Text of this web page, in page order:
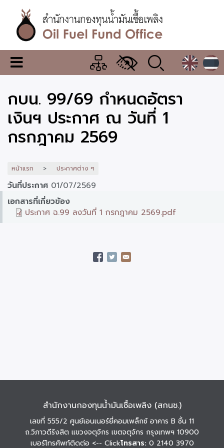
เนื้อหา
หลักสำนักงาน
กองทุน
น้ำมัน
เชื้อ
เพลิง
เมนู
เปลี่ยน
แสดง
ผล
กบน. 99/69 กำหนดอัตรา
เงินฯ ประกาศ ณ วันที่ 1
กรกฎาคม 2569
หน้าแรก ประกาศต่าง ๆ
วันที่ประกาศ 01/07/2569
เอกสารที่เกี่ยวข้อง
ประกาศ ฉ.99 ลงวันที่ 1 กรกฎาคม 2569.pdf
สำนักงานกองทุนน้ำมันเชื้อเพลิง (สกนช.)
เลขที่ 555/2 ศูนย์เอนเนอร์ยี่คอมเพล็กซ์ อาคาร B ชั้น 11
ถ.วิภาวดีรังสิต แขวงจตุจักร เขตจตุจักร กรุงเทพฯ 10900
เบอร์โทรศัพท์ติดต่อ <-- Clickโทรสาร: 0 2140 3970